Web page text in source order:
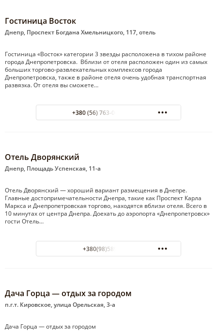
Гостиница Восток
Днепр, Проспект Богдана Хмельницкого, 117, отель
Гостиница «Восток» категории 3 звезды расположена в тихом районе
города Днепропетровска. Вблизи от отеля расположен один из самых
больших торгово-развлекательных комплексов города
Днепропетровска, также в районе отеля очень удобная транспортная
развязка. От отеля вы сможете…
+380 (56) 763-06-92 отель
Отель Дворянский
Днепр, Площадь Успенская, 11-а
Отель Дворянский — хороший вариант размещения в Днепре.
Главные достопримечательности Днепра, такие как Проспект Карла
Маркса и Днепропетровская торгово, находятся вблизи отеля. Всего в
10 минутах от центра Днепра. Доехать до аэропорта «Днепропетровск»
гости Отель…
+380(98)589-30-63
Дача Горца — отдых за городом
п.г.т. Кировское, улица Орельская, 3-а
Дача Горца — отдых за городом